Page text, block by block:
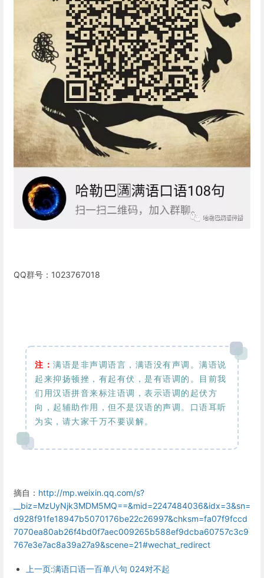
QQ群号：1023767018
注：满语是非声调语言，满语没有声调。满语说
起来抑扬顿挫，有起有伏，是有语调的。目前我
们用汉语拼音来标注语调，表示语调的起伏方
向，起辅助作用，但不是汉语的声调。口语耳听
为实，请大家千万不要误解。
摘自： http://mp.weixin.qq.com/s?
__biz=MzUyNjk3MDM5MQ==&mid=2247484036&idx=3&sn=
d928f91fe18947b5070176be22c26997&chksm=fa07f9fccd
7070ea80ab26f4bd0f7aec009265b588ef9dcba60757c3c9
767e3e7ac8a39a27a9&scene=21#wechat_redirect
上一页:满语口语一百单八句 024对不起